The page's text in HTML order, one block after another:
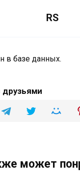
RS
в базе данных.
друзьями
может